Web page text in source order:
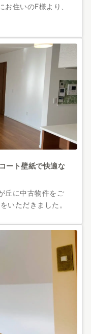
住いのF様より、
ート壁紙で快適な
丘に中古物件をご
いただきました。